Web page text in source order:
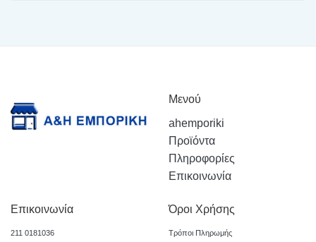
Μενού
ahemporiki
Προϊόντα
Πληροφορίες
Επικοινωνία
Επικοινωνία
211 0181036
Όροι Χρήσης
Τρόποι Πληρωμής